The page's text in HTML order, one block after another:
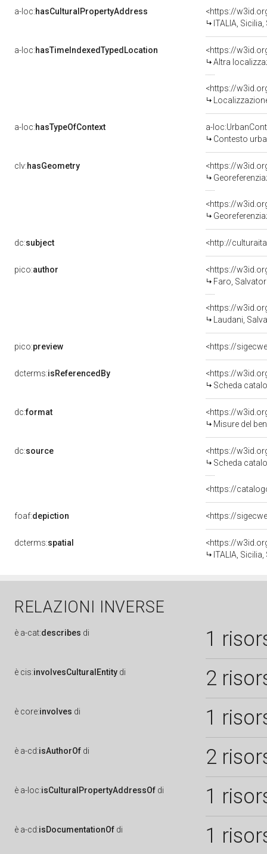
a-loc:hasCulturalPropertyAddress
<https://
ITALIA,
a-loc:hasTimeIndexedTypedLocation
<https://
Altra
<https://
a-loc:hasTypeOfContext
a-
Contesto
clv:hasGeometry
<https://
<https://
dc:subject <http://
pico:author
<https://
Faro,
<https://
Laudani,
pico:preview <https://
dcterms:isReferencedBy
<https://
Scheda
dc:format
<https://
Misure del
dc:source
<https://
Scheda
<https://
foaf:depiction <https://
dcterms:spatial
<https://
ITALIA,
RELAZIONI INVERSE
è a-cat:describes di 1
è cis:involvesCulturalEntity di 2
è core:involves di 1
è a-cd:isAuthorOf di 2
è a-loc:isCulturalPropertyAddressOf di 1
è a-cd:isDocumentationOf di 1